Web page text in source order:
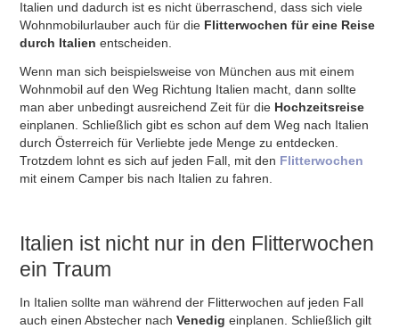
Italien und dadurch ist es nicht überraschend, dass sich viele
Wohnmobilurlauber auch für die Flitterwochen für eine Reise
durch Italien entscheiden.
Wenn man sich beispielsweise von München aus mit einem
Wohnmobil auf den Weg Richtung Italien macht, dann sollte
man aber unbedingt ausreichend Zeit für die Hochzeitsreise
einplanen. Schließlich gibt es schon auf dem Weg nach Italien
durch Österreich für Verliebte jede Menge zu entdecken.
Trotzdem lohnt es sich auf jeden Fall, mit den Flitterwochen
mit einem Camper bis nach Italien zu fahren.
Italien ist nicht nur in den Flitterwochen
ein Traum
In Italien sollte man während der Flitterwochen auf jeden Fall
auch einen Abstecher nachVenedig einplanen. Schließlich gilt